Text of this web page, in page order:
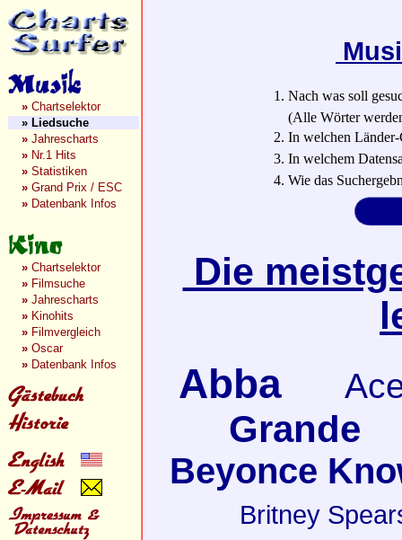
» Chartselektor
» Liedsuche
» Jahrescharts
» Nr.1 Hits
» Statistiken
» Grand Prix / ESC
» Datenbank Infos
» Chartselektor
» Filmsuche
» Jahrescharts
» Kinohits
» Filmvergleich
» Oscar
» Datenbank Infos
1. Nach was soll
(Alle Wörter
2. In welchen Länder-
3. In welchem
4. Wie das
Die
Abba
Grande
Beyonce
Britney